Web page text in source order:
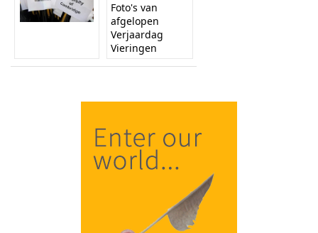
Foto's van
afgelopen
Verjaardag
Vieringen